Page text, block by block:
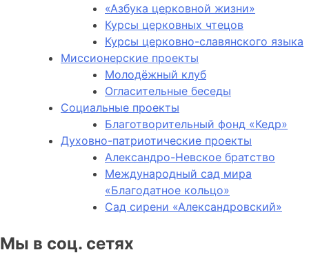
«Азбука церковной жизни»
Курсы церковных чтецов
Курсы церковно-славянского языка
Миссионерские проекты
Молодёжный клуб
Огласительные беседы
Социальные проекты
Благотворительный фонд «Кедр»
Духовно-патриотические проекты
Александро-Невское братство
Международный сад мира
«Благодатное кольцо»
Сад сирени «Александровский»
Мы в соц. сетях